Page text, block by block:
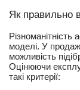
Як правильно
моделі. У
можливість
Оцінюючи
такі критерії: